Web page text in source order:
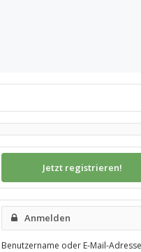
Jetzt registrieren!
Anmelden
Benutzername oder E-Mail-